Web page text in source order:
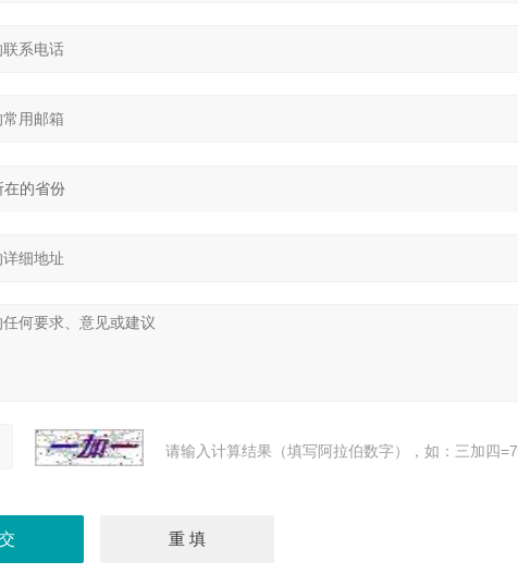
请输入计算结果（填写阿拉伯数字），如：三加四=7